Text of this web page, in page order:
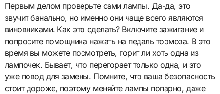
Первым делом проверьте сами лампы. Да-да, это
звучит банально, но именно они чаще всего являются
виновниками. Как это сделать? Включите зажигание и
попросите помощника нажать на педаль тормоза. В это
время вы можете посмотреть, горит ли хоть одна из
лампочек. Бывает, что перегорает только одна, и это
уже повод для замены. Помните, что ваша безопасность
стоит дороже, поэтому меняйте лампы попарно, даже